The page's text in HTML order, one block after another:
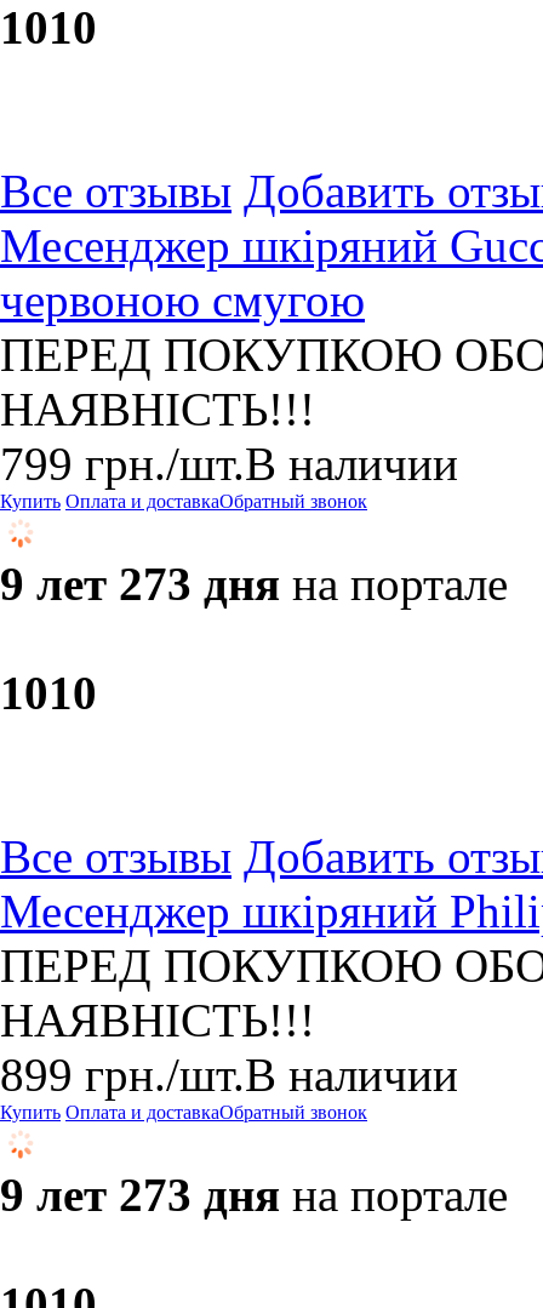
1010
Все отзывы Добавить
Месенджер шкіряний
червоною смугою
ПЕРЕД ПОКУПКОЮ
НАЯВНІСТЬ!!!
799 грн./шт.В наличии
Купить Оплата и доставкаОбратный звонок
9 лет 273 дня на портале
1010
Все отзывы Добавить
Месенджер шкіряний
ПЕРЕД ПОКУПКОЮ
НАЯВНІСТЬ!!!
899 грн./шт.В наличии
Купить Оплата и доставкаОбратный звонок
9 лет 273 дня на портале